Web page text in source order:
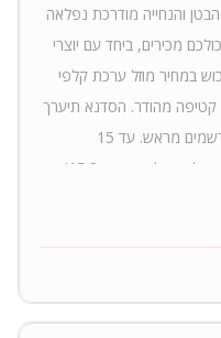
מהבטן והנחייה מודרכת נפלאה
מכירים, ביחד עם יוצרי
במחיר מוזל ערכת קלפי
קטיפה מהודר. הסדנא תיערך
במכמורת בחודש מאי. תאריך יישלח לנרשמים מראש. עד 15
החל מתאריך 15.3!